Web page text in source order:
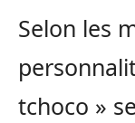
Selon les
tchoco »